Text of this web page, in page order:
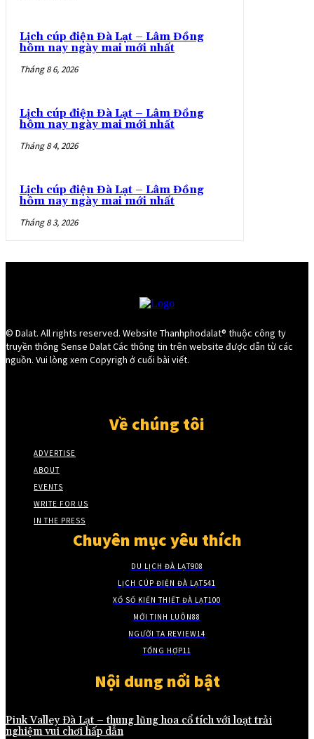
Lịch cúp điện Đà Lạt – Lâm Đồng
hôm nay ngày mai mới nhất
Tháng 8 6, 2026
Lịch cúp điện Đà Lạt – Lâm Đồng
hôm nay ngày mai mới nhất
Tháng 8 4, 2026
Lịch cúp điện Đà Lạt – Lâm Đồng
hôm nay ngày mai mới nhất
Tháng 8 3, 2026
© Dalat. All rights reserved. Website Thanhphodalat® thuộc công ty
truyền thông Sense Dalat Các thông tin trên website được dẫn từ các
nguồn. Vui lòng xem Copyrigh ở cuối bài viết.
Về chúng tôi
ADVERTISE
ABOUT
EVENTS
WRITE FOR US
IN THE PRESS
Chuyên mục yêu thích
DU LỊCH ĐÀ LẠT908
LỊCH CÚP ĐIỆN ĐÀ LẠT541
XỔ SỐ KIẾN THIẾT ĐÀ LẠT100
MỚI TINH LUÔN88
NGƯỜI TA REVIEW14
TỔNG HỢP11
Nội dung nổi bật
Pink Valley Đà Lạt – thung lũng hoa cổ tích với loạt trải
nghiệm vui chơi hấp dẫn